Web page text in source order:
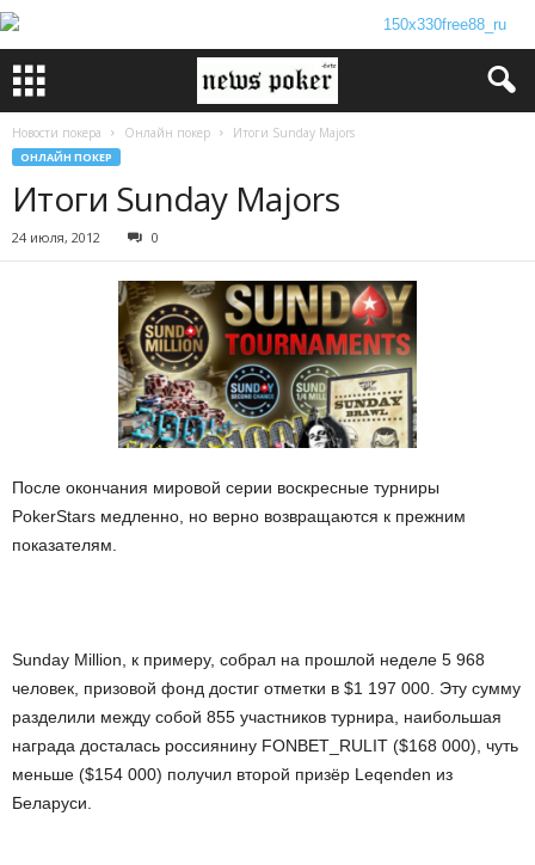
Новости покера Онлайн покер Итоги Sunday Majors
ОНЛАЙН ПОКЕР
Итоги Sunday Majors
24 июля, 2012 0
После окончания мировой серии воскресные турниры
PokerStars медленно, но верно возвращаются к прежним
показателям.
Sunday Million, к примеру, собрал на прошлой неделе 5 968
человек, призовой фонд достиг отметки в $1 197 000. Эту сумму
разделили между собой 855 участников турнира, наибольшая
награда досталась россиянину FONBET_RULIT ($168 000), чуть
меньше ($154 000) получил второй призёр Leqenden из
Беларуси.